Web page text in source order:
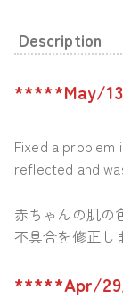
Description
*****May/
Fixed a problem
reflected and
赤ちゃんの肌の
不具合を修正し
*****Apr/